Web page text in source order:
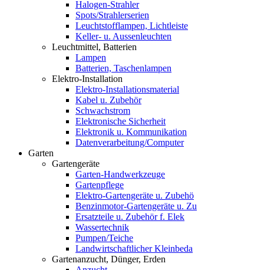
Halogen-Strahler
Spots/Strahlerserien
Leuchtstofflampen, Lichtleiste
Keller- u. Aussenleuchten
Leuchtmittel, Batterien
Lampen
Batterien, Taschenlampen
Elektro-Installation
Elektro-Installationsmaterial
Kabel u. Zubehör
Schwachstrom
Elektronische Sicherheit
Elektronik u. Kommunikation
Datenverarbeitung/Computer
Garten
Gartengeräte
Garten-Handwerkzeuge
Gartenpflege
Elektro-Gartengeräte u. Zubehö
Benzinmotor-Gartengeräte u. Zu
Ersatzteile u. Zubehör f. Elek
Wassertechnik
Pumpen/Teiche
Landwirtschaftlicher Kleinbeda
Gartenanzucht, Dünger, Erden